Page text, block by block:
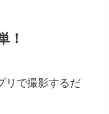
！
リで撮影するだ